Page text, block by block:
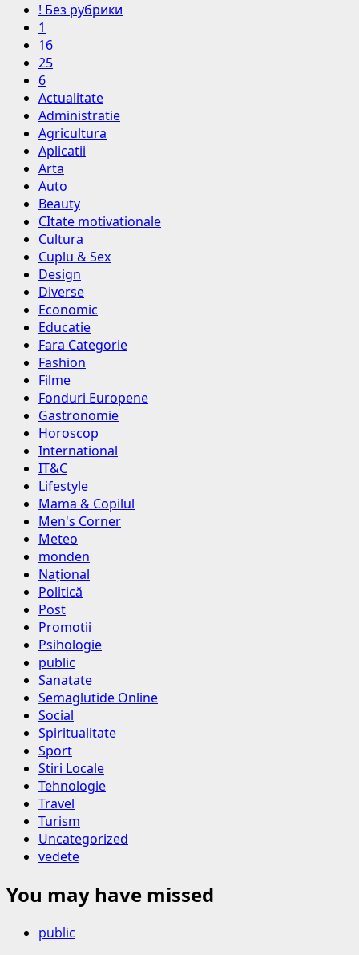
! Без рубрики
1
16
25
6
Actualitate
Administratie
Agricultura
Aplicatii
Arta
Auto
Beauty
CItate motivationale
Cultura
Cuplu & Sex
Design
Diverse
Economic
Educatie
Fara Categorie
Fashion
Filme
Fonduri Europene
Gastronomie
Horoscop
International
IT&C
Lifestyle
Mama & Copilul
Men's Corner
Meteo
monden
Național
Politică
Post
Promotii
Psihologie
public
Sanatate
Semaglutide Online
Social
Spiritualitate
Sport
Stiri Locale
Tehnologie
Travel
Turism
Uncategorized
vedete
You may have missed
public